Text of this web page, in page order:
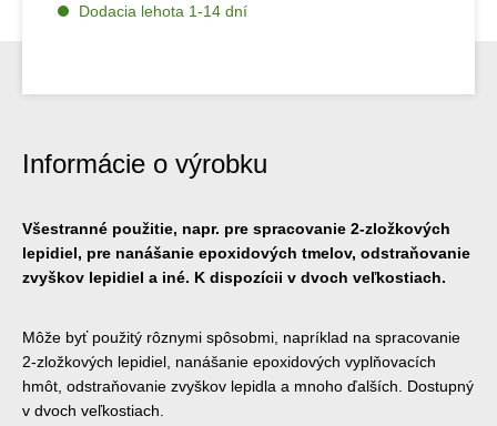
Dodacia lehota 1-14 dní
Informácie o výrobku
Všestranné použitie, napr. pre spracovanie 2-zložkových
lepidiel, pre nanášanie epoxidových tmelov, odstraňovanie
zvyškov lepidiel a iné. K dispozícii v dvoch veľkostiach.
Môže byť použitý rôznymi spôsobmi, napríklad na spracovanie
2-zložkových lepidiel, nanášanie epoxidových vyplňovacích
hmôt, odstraňovanie zvyškov lepidla a mnoho ďalších. Dostupný
v dvoch veľkostiach.